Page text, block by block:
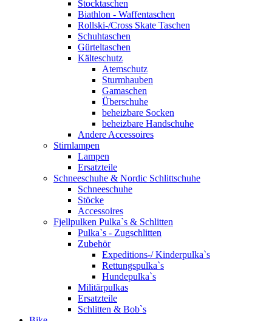
Stocktaschen
Biathlon - Waffentaschen
Rollski-/Cross Skate Taschen
Schuhtaschen
Gürteltaschen
Kälteschutz
Atemschutz
Sturmhauben
Gamaschen
Überschuhe
beheizbare Socken
beheizbare Handschuhe
Andere Accessoires
Stirnlampen
Lampen
Ersatzteile
Schneeschuhe & Nordic Schlittschuhe
Schneeschuhe
Stöcke
Accessoires
Fjellpulken Pulka`s & Schlitten
Pulka`s - Zugschlitten
Zubehör
Expeditions-/ Kinderpulka`s
Rettungspulka`s
Hundepulka`s
Militärpulkas
Ersatzteile
Schlitten & Bob`s